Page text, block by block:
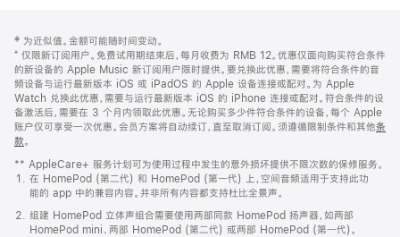
页
页
脚
注
‡ 为近似值。金额可能随时间变动。
⁺ 仅限新订阅用户。免费试用期结束后，每月收费为 RMB 12。优惠仅面向购买符合条件
的新设备的 Apple Music 新订阅用户限时提供。要兑换此优惠，需要将符合条件的音
频设备与运行最新版本 iOS 或 iPadOS 的 Apple 设备连接或配对。为 Apple
Watch 兑换此优惠，需要与运行最新版本 iOS 的 iPhone 连接或配对。符合条件的设
备激活后，需要在 3 个月内领取此优惠。无论购买多少件符合条件的设备，每个 Apple
账户仅可享受一次优惠。会员方案将自动续订，直至取消订阅。须遵循限制条件和其他条
款。
窗
口
中
打
开)
** AppleCare+ 服务计划可为使用过程中发生的意外损坏提供不限次数的保修服务。
在 HomePod (第二代) 和 HomePod (第一代) 上，空间音频适用于支持此功
能的 app 中的兼容内容。并非所有内容都支持杜比全景声。
组建 HomePod 立体声组合需要使用两部同款 HomePod 扬声器，如两部
HomePod mini、两部 HomePod (第二代) 或两部 HomePod (第一代)。